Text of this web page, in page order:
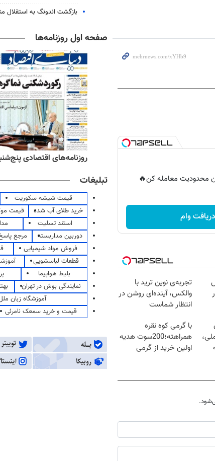
محدودیت معامله کن🔥
دریافت وام
تجربه‌ی نوین ترید با
والکس، آینده‌ای روشن در
انتظار شماست
با گرمی کوه نقره
همراهته؛200سوت هدیه
اولین خرید از گرمی
بازگشت اندونگ به استقلال
صفحه اول روزنامه‌ها
روزنامه‌های اقتصادی پنج‌شنبه ۱۵ مرداد
تبلیغات
قیمت شیشه سکوریت
خرید طلای آب شده
قیمت
استند تسلیت
دوربین مداربسته
مرجع
فروش مواد شیمیایی
قطعات لباسشویی
بلیط هواپیما
نمایندگی بوش در تهران
آموزشگاه زبان
قیمت و خرید سمعک نامرئی